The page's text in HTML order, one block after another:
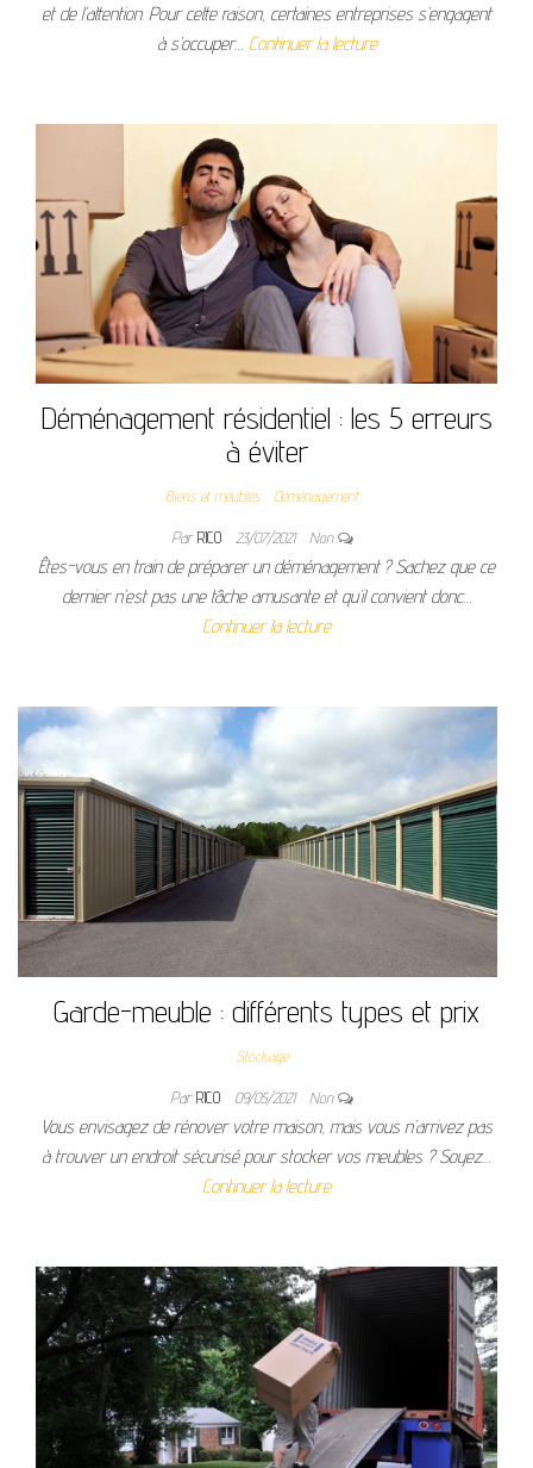
et de l’attention. Pour cette raison, certaines entreprises s’engagent
à s’occuper… Continuer la lecture
Déménagement résidentiel : les 5 erreurs
à éviter
Biens et meubles Déménagement
ParRICO 23/07/2021 Non
Êtes-vous en train de préparer un déménagement ? Sachez que ce
dernier n’est pas une tâche amusante et qu’il convient donc…
Continuer la lecture
Garde-meuble : différents types et prix
Stockage
ParRICO 09/05/2021 Non
Vous envisagez de rénover votre maison, mais vous n’arrivez pas
à trouver un endroit sécurisé pour stocker vos meubles ? Soyez…
Continuer la lecture